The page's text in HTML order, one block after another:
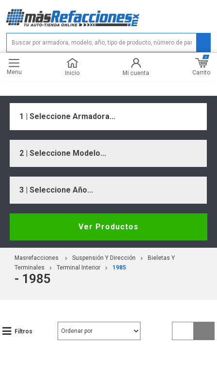
Menu Inicio Mi cuenta Carrito
0
1 | Seleccione Armadora...
2 | Seleccione Modelo...
3 | Seleccione Año...
Ver Productos
Masrefacciones Suspensión Y Dirección
Bieletas Y
Terminales
Terminal Interior 1985
- 1985
Filtros